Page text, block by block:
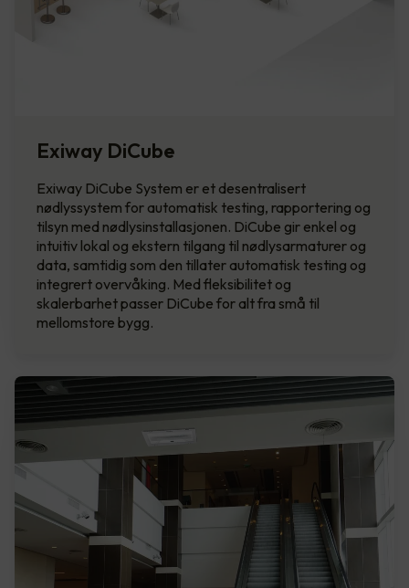
Exiway DiCube
Exiway DiCube System er et desentralisert
nødlyssystem for automatisk testing, rapportering og
tilsyn med nødlysinstallasjonen. DiCube gir enkel og
intuitiv lokal og ekstern tilgang til nødlysarmaturer og
data, samtidig som den tillater automatisk testing og
integrert overvåking. Med fleksibilitet og
skalerbarhet passer DiCube for alt fra små til
mellomstore bygg.